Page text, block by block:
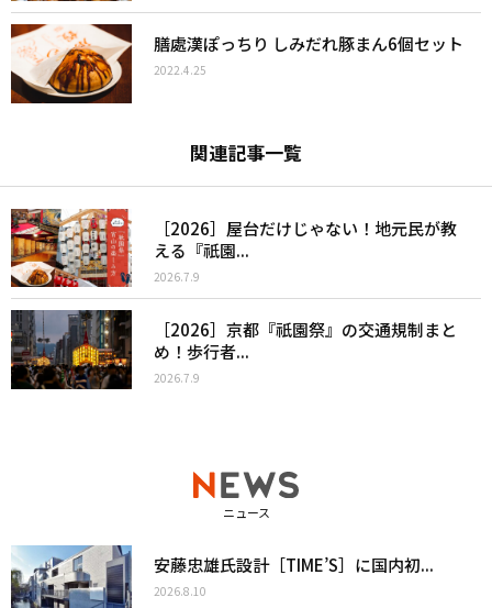
膳處漢ぽっちり しみだれ豚まん6個セット
2022.4.25
関連記事一覧
［2026］屋台だけじゃない！地元民が教
える『祇園...
2026.7.9
［2026］京都『祇園祭』の交通規制まと
め！歩行者...
2026.7.9
ニュース
安藤忠雄氏設計［TIME’S］に国内初...
2026.8.10